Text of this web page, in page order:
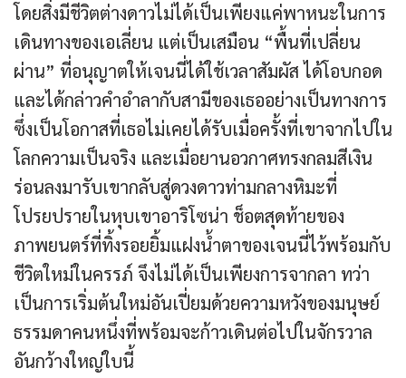
โดยสิ่งมีชีวิตต่างดาวไม่ได้เป็นเพียงแค่พาหนะในการ
เดินทางของเอเลี่ยน แต่เป็นเสมือน “พื้นที่เปลี่ยน
ผ่าน” ที่อนุญาตให้เจนนี่ได้ใช้เวลาสัมผัส ได้โอบกอด
และได้กล่าวคำอำลากับสามีของเธออย่างเป็นทางการ
ซึ่งเป็นโอกาสที่เธอไม่เคยได้รับเมื่อครั้งที่เขาจากไปใน
โลกความเป็นจริง และเมื่อยานอวกาศทรงกลมสีเงิน
ร่อนลงมารับเขากลับสู่ดวงดาวท่ามกลางหิมะที่
โปรยปรายในหุบเขาอาริโซน่า ช็อตสุดท้ายของ
ภาพยนตร์ที่ทิ้งรอยยิ้มแฝงน้ำตาของเจนนี่ไว้พร้อมกับ
ชีวิตใหม่ในครรภ์ จึงไม่ได้เป็นเพียงการจากลา ทว่า
เป็นการเริ่มต้นใหม่อันเปี่ยมด้วยความหวังของมนุษย์
ธรรมดาคนหนึ่งที่พร้อมจะก้าวเดินต่อไปในจักรวาล
อันกว้างใหญ่ใบนี้